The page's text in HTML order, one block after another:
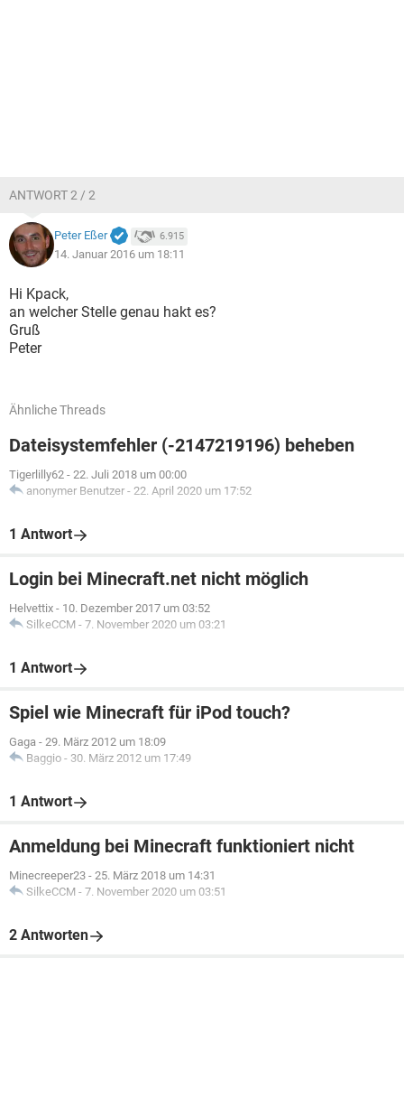
ANTWORT 2 / 2
Peter Eßer 6.915
14. Januar 2016 um 18:11
Hi Kpack,
an welcher Stelle genau hakt es?
Gruß
Peter
Ähnliche Threads
Dateisystemfehler (-2147219196) beheben
Tigerlilly62 - 22. Juli 2018 um 00:00
anonymer Benutzer - 22. April 2020 um 17:52
1 Antwort
Login bei Minecraft.net nicht möglich
Helvettix - 10. Dezember 2017 um 03:52
SilkeCCM - 7. November 2020 um 03:21
1 Antwort
Spiel wie Minecraft für iPod touch?
Gaga - 29. März 2012 um 18:09
Baggio - 30. März 2012 um 17:49
1 Antwort
Anmeldung bei Minecraft funktioniert nicht
Minecreeper23 - 25. März 2018 um 14:31
SilkeCCM - 7. November 2020 um 03:51
2 Antworten